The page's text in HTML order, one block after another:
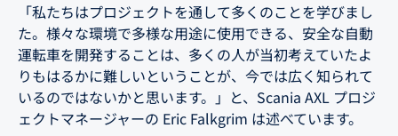
「私たちはプロジェクトを通して多くのことを学びまし
た。様々な環境で多様な用途に使用できる、安全な自動
運転車を開発することは、多くの人が当初考えていたよ
りもはるかに難しいということが、今では広く知られて
いるのではないかと思います。」と、Scania AXL プロジ
ェクトマネージャーの Eric Falkgrim は述べています。